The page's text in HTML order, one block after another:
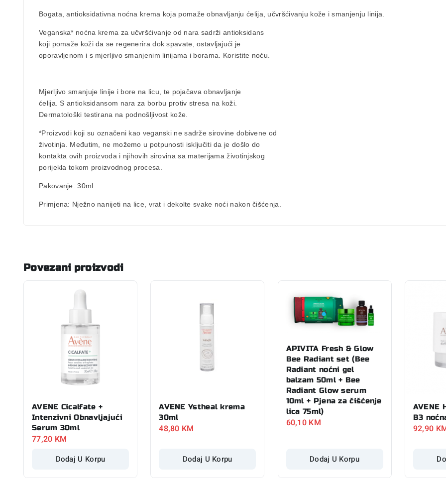
Bogata,antioksidativna noćna krema koja pomaže obnavljanju ćelija, učvršćivanju kože i smanjenju linija.
Veganska* noćna krema za učvršćivanje od nara sadrži antioksidans
koji pomaže koži da se regenerira dok spavate, ostavljajući je
oporavljenom i s mjerljivo smanjenim linijama i borama. Koristite noću.
Mjerljivo smanjuje linije i bore na licu , te pojačava obnavljanje
ćelija. S antioksidansom nara za borbu protiv stresa na koži.
Dermatološki testirana na podnošljivost kože.
*Proizvodi koji su označeni kao veganski ne sadrže sirovine dobivene od
životinja. Međutim, ne možemo u potpunosti isključiti da je došlo do
kontakta ovih proizvoda i njihovih sirovina sa materijama životinjskog
porijekla tokom proizvodnog procesa.
Pakovanje: 30ml
Primjena: Nježno nanijeti na lice, vrat i dekolte svake noći nakon čišćenja.
Povezani proizvodi
AVENE Cicalfate +
Intenzivni Obnavljajući
Serum 30ml
77,20 KM
Dodaj U Korpu
AVENE Ystheal krema
30ml
48,80 KM
Dodaj U Korpu
APIVITA Fresh & Glow
Bee Radiant set (Bee
Radiant noćni gel
balzam 50ml + Bee
Radiant Glow serum
10ml + Pjena za čišćenje
lica 75ml)
60,10 KM
Dodaj U Korpu
AVENE
B3
92,90